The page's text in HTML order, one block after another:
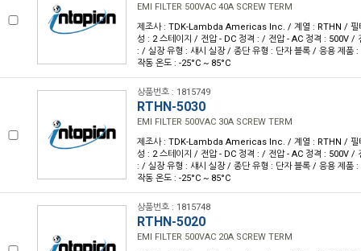
EMI FILTER 500VAC 40A SCREW TERM
제조사 : TDK-Lambda Americas Inc. / 계열 : RTHN / 필
성 : 2 스테이지 / 전압 - DC 정격 : / 전압 - AC 정격 : 500V /
: / 실장 유형 : 섀시 실장 / 종단 유형 : 단자 블록 / 응용 제품
작동 온도 : -25°C ~ 85°C
상품번호 : 1815749
RTHN-5030
EMI FILTER 500VAC 30A SCREW TERM
제조사 : TDK-Lambda Americas Inc. / 계열 : RTHN / 필
성 : 2 스테이지 / 전압 - DC 정격 : / 전압 - AC 정격 : 500V /
: / 실장 유형 : 섀시 실장 / 종단 유형 : 단자 블록 / 응용 제품
작동 온도 : -25°C ~ 85°C
상품번호 : 1815748
RTHN-5020
EMI FILTER 500VAC 20A SCREW TERM